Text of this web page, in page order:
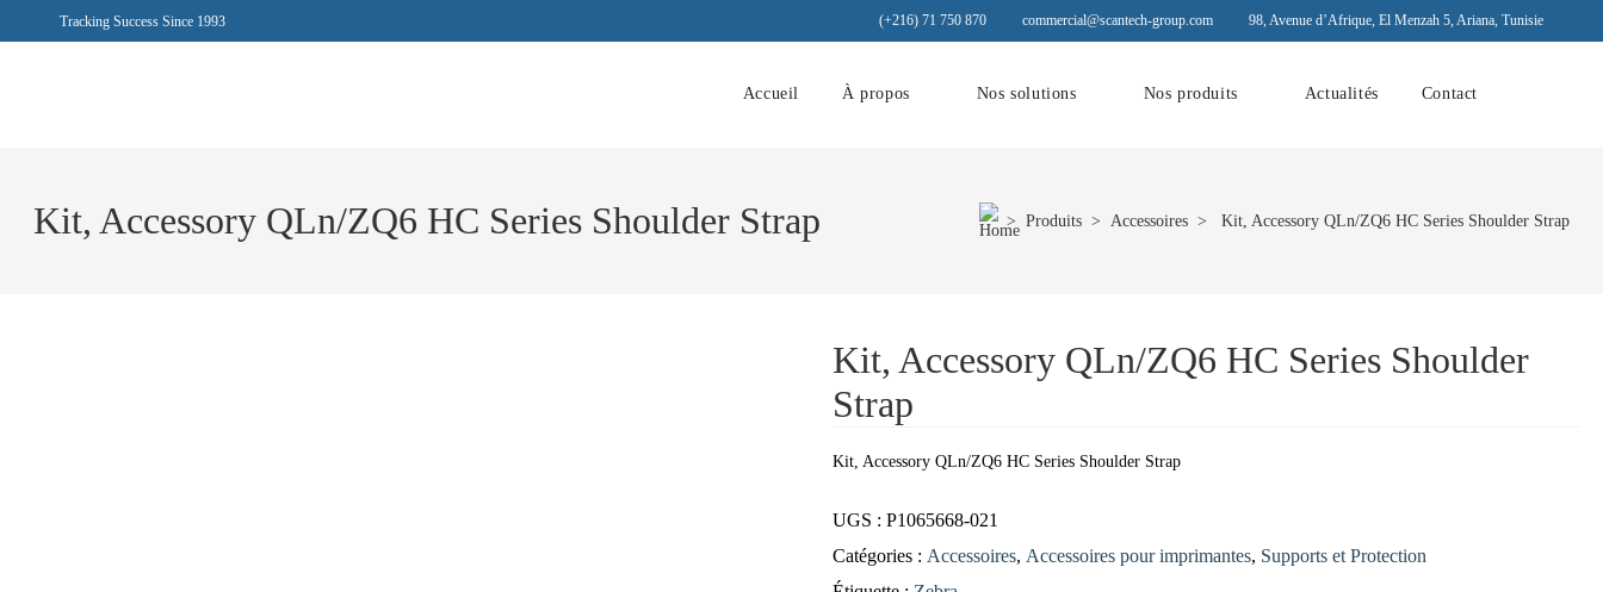
Tracking Success Since 1993 (+216) 71 750 870 commercial@scantech-group.com 98, Avenue d’Afrique, El Menzah 5, Ariana, Tunisie
Accueil À propos Nos solutions Nos produits Actualités Contact
Kit, Accessory QLn/ZQ6 HC Series Shoulder Strap > Produits > Accessoires > Kit, Accessory QLn/ZQ6 HC Series Shoulder Strap
Kit, Accessory QLn/ZQ6 HC Series Shoulder
Strap
Kit, Accessory QLn/ZQ6 HC Series Shoulder Strap
UGS :P1065668-021
Catégories : Accessoires, Accessoires pour imprimantes, Supports et Protection